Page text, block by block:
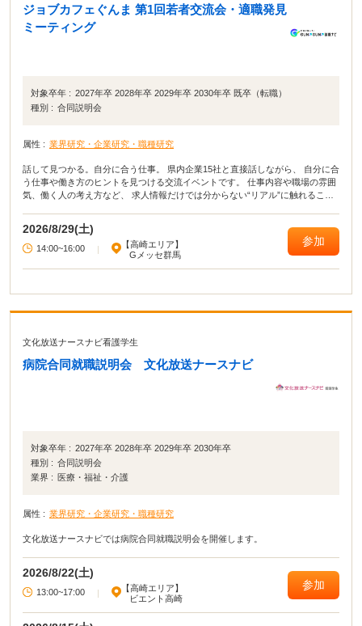
ジョブカフェぐんま 第1回若者交流会・適職発見
ミーティング
対象卒年 : 2027年卒 2028年卒 2029年卒 2030年卒 既卒（転職）
種別 : 合同説明会
属性 : 業界研究・企業研究・職種研究
話して見つかる。自分に合う仕事。 県内企業15社と直接話しながら、 自分に合
う仕事や働き方のヒントを見つける交流イベントです。 仕事内容や職場の雰囲
気、働く人の考え方など、 求人情報だけでは分からない“リアル”に触れること
いろな仕事を見てみたい」 そんな方におすすめです。
2026/8/29(土)
14:00~16:00 |
【高崎エリア】
Gメッセ群馬
参加
文化放送ナースナビ看護学生
病院合同就職説明会 文化放送ナースナビ
対象卒年 : 2027年卒 2028年卒 2029年卒 2030年卒
種別 : 合同説明会
業界 :
医療・福祉・介護
属性 : 業界研究・企業研究・職種研究
文化放送ナースナビでは病院合同就職説明会を開催します。
2026/8/22(土)
13:00~17:00 |
【高崎エリア】
ビエント高崎
参加